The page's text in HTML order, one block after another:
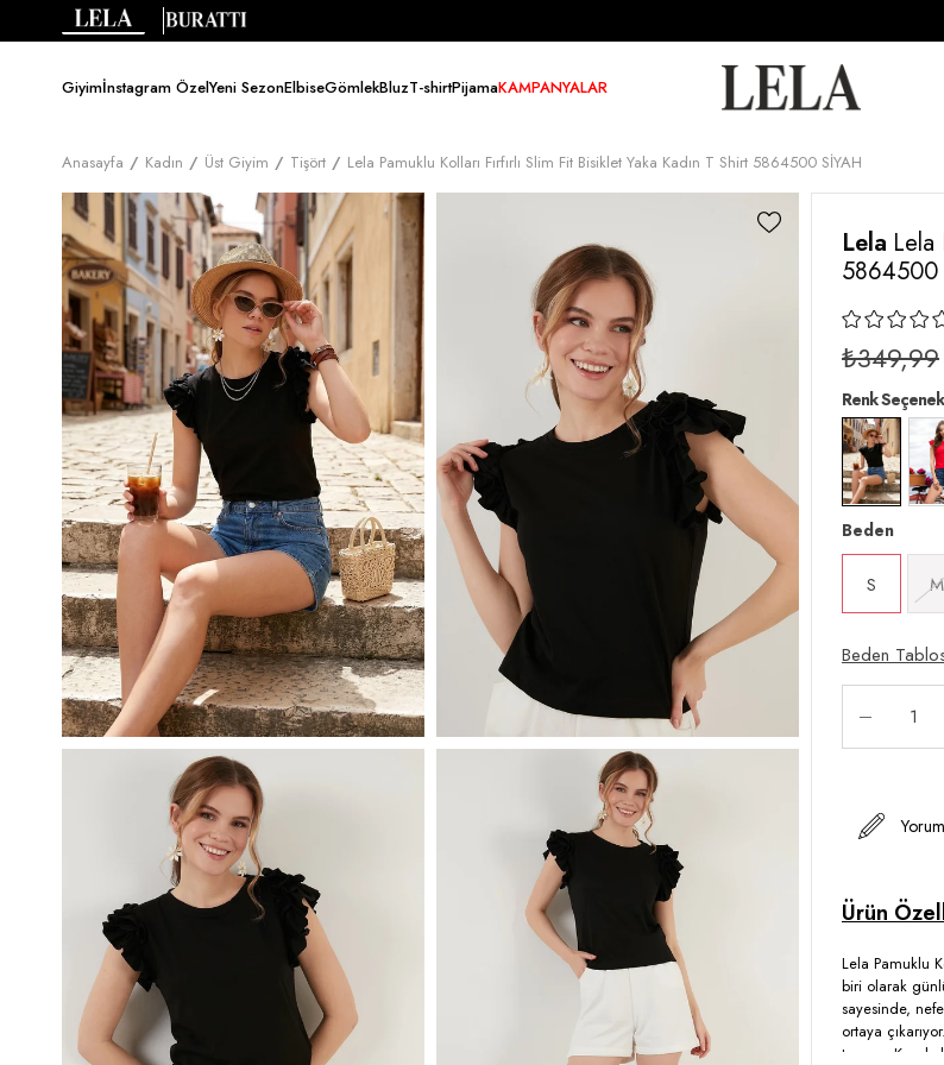
Giyimİnstagram ÖzelYeni SezonElbiseGömlekBluzT-shirtPijamaKAMPANYALAR
Anasayfa Kadın Üst Giyim Tişört Lela Pamuklu Kolları Fırfırlı Slim Fit Bisiklet Yaka Kadın T Shirt 5864500 SİYAH
Lela Lela
5864500
₺349,99
Renk
Beden
S M
Beden
Lela Pamuklu
biri olarak
sayesinde,
ortaya
tanıyor. Kısa